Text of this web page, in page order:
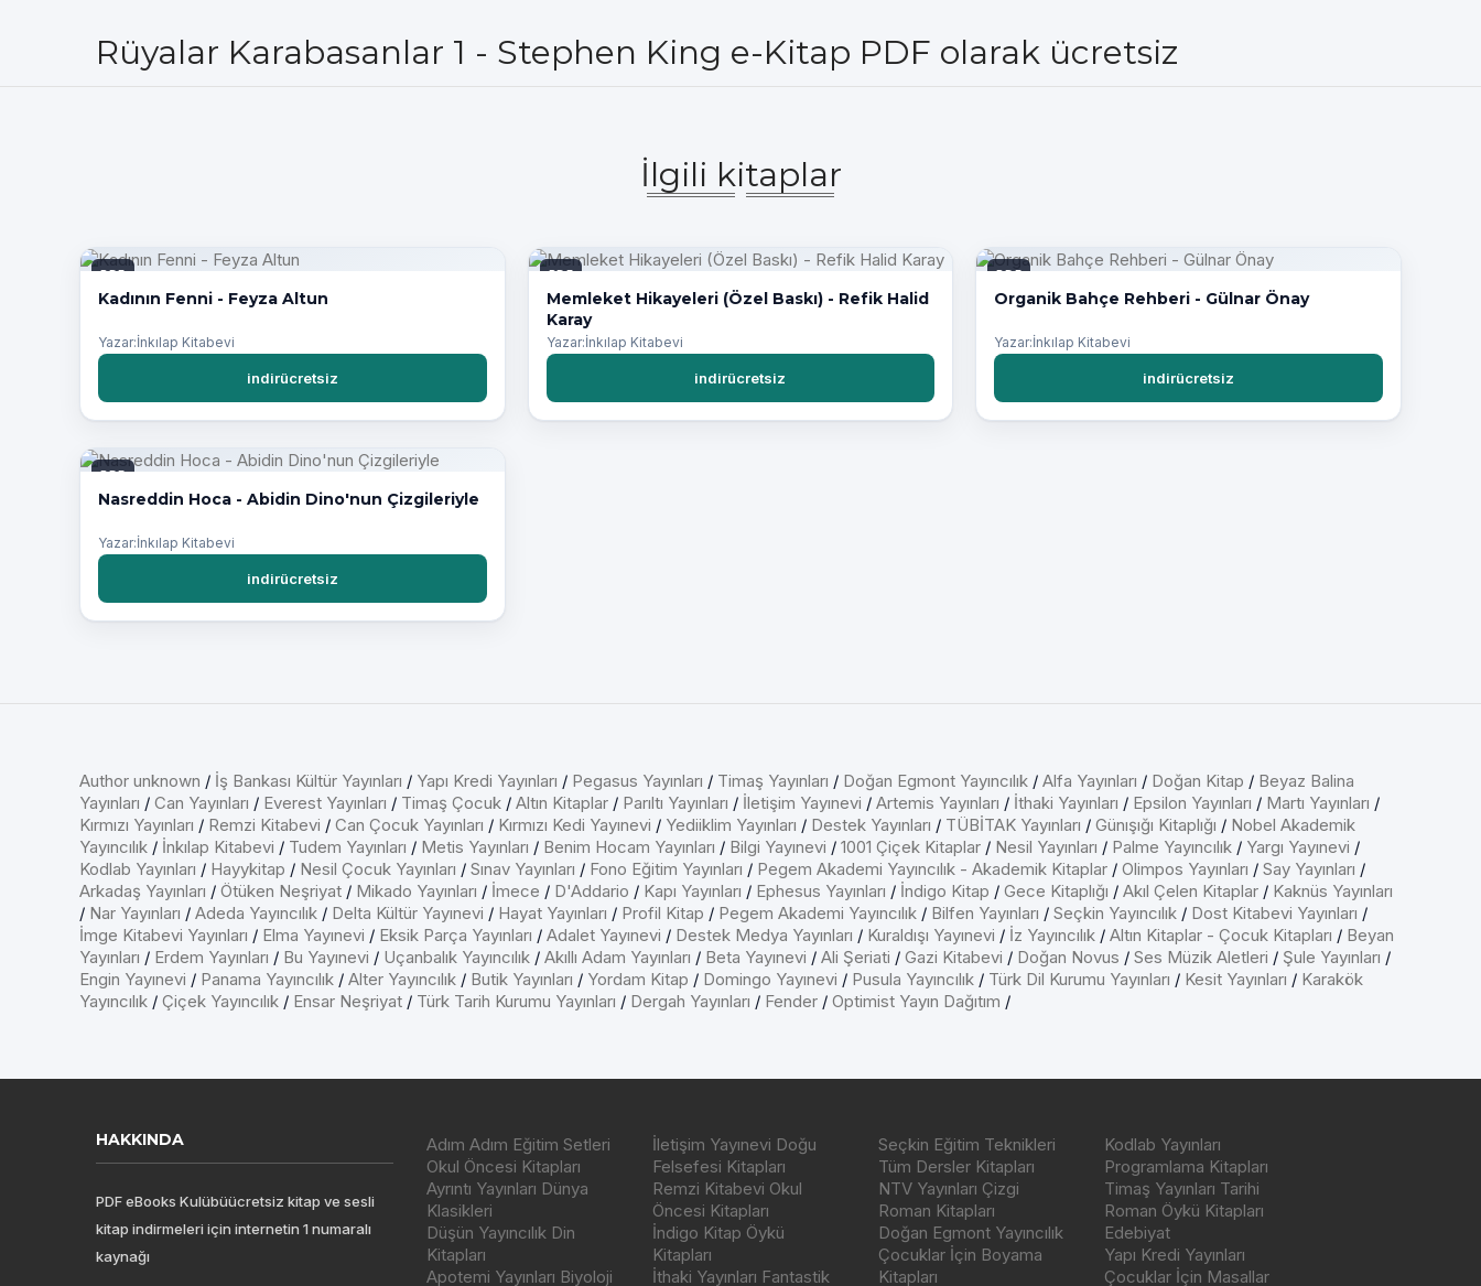
Rüyalar Karabasanlar 1 - Stephen King e-Kitap PDF olarak ücretsiz
İlgili kitaplar
PDF
Kadının Fenni - Feyza Altun
Yazar:İnkılap Kitabevi
indirücretsiz
PDF
Memleket Hikayeleri (Özel Baskı) - Refik Halid
Karay
Yazar:İnkılap Kitabevi
indirücretsiz
PDF
Organik Bahçe Rehberi - Gülnar Önay
Yazar:İnkılap Kitabevi
indirücretsiz
PDF
Nasreddin Hoca - Abidin Dino'nun Çizgileriyle
Yazar:İnkılap Kitabevi
indirücretsiz
Author unknown / İş Bankası Kültür Yayınları / Yapı Kredi Yayınları / Pegasus Yayınları / Timaş Yayınları / Doğan Egmont Yayıncılık / Alfa Yayınları / Doğan Kitap / Beyaz Balina
Yayınları / Can Yayınları / Everest Yayınları / Timaş Çocuk / Altın Kitaplar / Parıltı Yayınları / İletişim Yayınevi / Artemis Yayınları / İthaki Yayınları / Epsilon Yayınları / Martı Yayınları /
Kırmızı Yayınları / Remzi Kitabevi / Can Çocuk Yayınları / Kırmızı Kedi Yayınevi / Yediiklim Yayınları / Destek Yayınları / TÜBİTAK Yayınları / Günışığı Kitaplığı / Nobel Akademik
Yayıncılık / İnkılap Kitabevi / Tudem Yayınları / Metis Yayınları / Benim Hocam Yayınları / Bilgi Yayınevi / 1001 Çiçek Kitaplar / Nesil Yayınları / Palme Yayıncılık / Yargı Yayınevi /
Kodlab Yayınları / Hayykitap / Nesil Çocuk Yayınları / Sınav Yayınları / Fono Eğitim Yayınları / Pegem Akademi Yayıncılık - Akademik Kitaplar / Olimpos Yayınları / Say Yayınları /
Arkadaş Yayınları / Ötüken Neşriyat / Mikado Yayınları / İmece / D'Addario / Kapı Yayınları / Ephesus Yayınları / İndigo Kitap / Gece Kitaplığı / Akıl Çelen Kitaplar / Kaknüs Yayınları
/ Nar Yayınları / Adeda Yayıncılık / Delta Kültür Yayınevi / Hayat Yayınları / Profil Kitap / Pegem Akademi Yayıncılık / Bilfen Yayınları / Seçkin Yayıncılık / Dost Kitabevi Yayınları /
İmge Kitabevi Yayınları / Elma Yayınevi / Eksik Parça Yayınları / Adalet Yayınevi / Destek Medya Yayınları / Kuraldışı Yayınevi / İz Yayıncılık / Altın Kitaplar - Çocuk Kitapları / Beyan
Yayınları / Erdem Yayınları / Bu Yayınevi / Uçanbalık Yayıncılık / Akıllı Adam Yayınları / Beta Yayınevi / Ali Şeriati / Gazi Kitabevi / Doğan Novus / Ses Müzik Aletleri / Şule Yayınları /
Engin Yayınevi / Panama Yayıncılık / Alter Yayıncılık / Butik Yayınları / Yordam Kitap / Domingo Yayınevi / Pusula Yayıncılık / Türk Dil Kurumu Yayınları / Kesit Yayınları / Karakök
Yayıncılık / Çiçek Yayıncılık / Ensar Neşriyat / Türk Tarih Kurumu Yayınları / Dergah Yayınları / Fender / Optimist Yayın Dağıtım /
HAKKINDA
PDF eBooks Kulübüücretsiz kitap ve sesli
kitap indirmeleri için internetin 1 numaralı
kaynağı
Adım Adım Eğitim Setleri
Okul Öncesi Kitapları
Ayrıntı Yayınları Dünya
Klasikleri
Düşün Yayıncılık Din
Kitapları
Apotemi Yayınları Biyoloji
İletişim Yayınevi Doğu
Felsefesi Kitapları
Remzi Kitabevi Okul
Öncesi Kitapları
İndigo Kitap Öykü
Kitapları
İthaki Yayınları Fantastik
Seçkin Eğitim Teknikleri
Tüm Dersler Kitapları
NTV Yayınları Çizgi
Roman Kitapları
Doğan Egmont Yayıncılık
Çocuklar İçin Boyama
Kitapları
Kodlab Yayınları
Programlama Kitapları
Timaş Yayınları Tarihi
Roman Öykü Kitapları
Edebiyat
Yapı Kredi Yayınları
Çocuklar İçin Masallar